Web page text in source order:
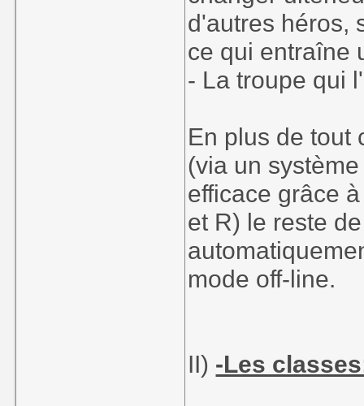
d'autres héros,
ce qui entraîne
- La troupe qui
En plus de tout
(via un
efficace grâce
et R) le reste
mode off-line.
II) -Les